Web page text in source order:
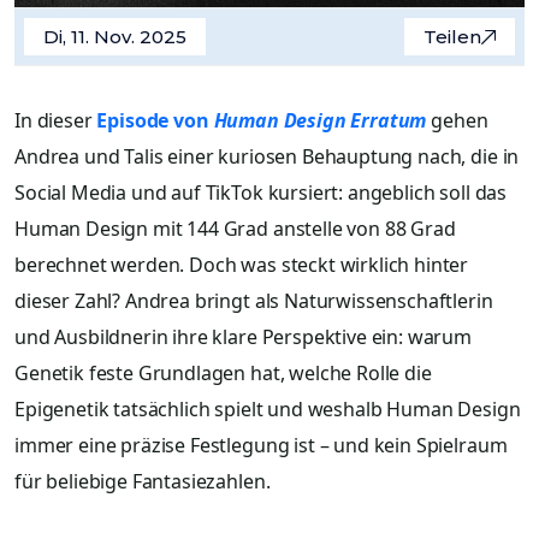
Di, 11. Nov. 2025 Teilen
In dieserEpisode von Human Design Erratum gehen
Andrea und Talis einer kuriosen Behauptung nach, die in
Social Media und auf TikTok kursiert: angeblich soll das
Human Design mit 144 Grad anstelle von 88 Grad
berechnet werden. Doch was steckt wirklich hinter
dieser Zahl? Andrea bringt als Naturwissenschaftlerin
und Ausbildnerin ihre klare Perspektive ein: warum
Genetik feste Grundlagen hat, welche Rolle die
Epigenetik tatsächlich spielt und weshalb Human Design
immer eine präzise Festlegung ist – und kein Spielraum
für beliebige Fantasiezahlen.